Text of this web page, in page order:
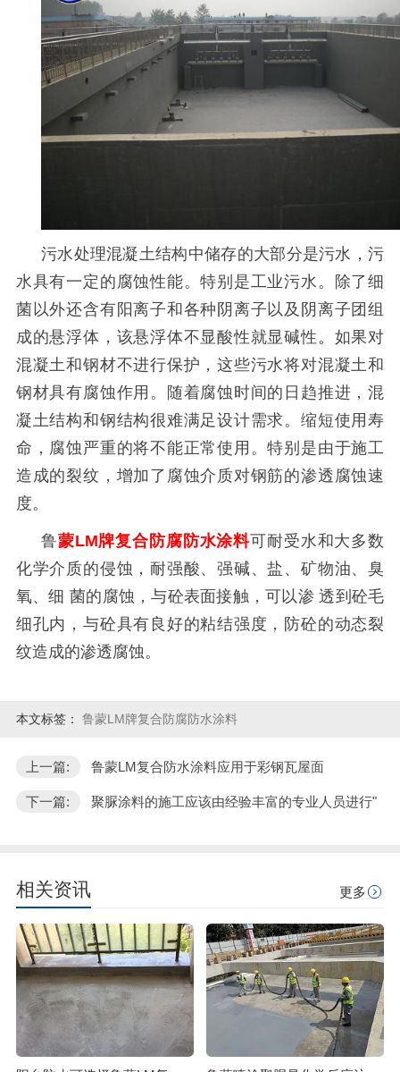
污水处理混凝土结构中储存的大部分是污水，污
水具有一定的腐蚀性能。特别是工业污水。除了细
菌以外还含有阳离子和各种阴离子以及阴离子团组
成的悬浮体，该悬浮体不显酸性就显碱性。如果对
混凝土和钢材不进行保护，这些污水将对混凝土和
钢材具有腐蚀作用。随着腐蚀时间的日趋推进，混
凝土结构和钢结构很难满足设计需求。缩短使用寿
命，腐蚀严重的将不能正常使用。特别是由于施工
造成的裂纹，增加了腐蚀介质对钢筋的渗透腐蚀速
度。
鲁蒙LM牌复合防腐防水涂料可耐受水和大多数
化学介质的侵蚀，耐强酸、强碱、盐、矿物油、臭
氧、细 菌的腐蚀，与砼表面接触，可以渗 透到砼毛
细孔内，与砼具有良好的粘结强度，防砼的动态裂
纹造成的渗透腐蚀。
本文标签： 鲁蒙LM牌复合防腐防水涂料
上一篇: 鲁蒙LM复合防水涂料应用于彩钢瓦屋面
下一篇: 聚脲涂料的施工应该由经验丰富的专业人员进行"
相关资讯 更多